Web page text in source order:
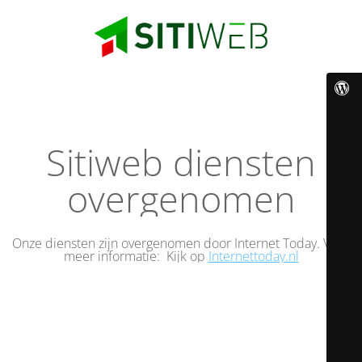
Sitiweb diensten
overgenomen
Onze diensten zijn overgenomen door Internet Today. Voor
meer informatie: Kijk op Internettoday.nl